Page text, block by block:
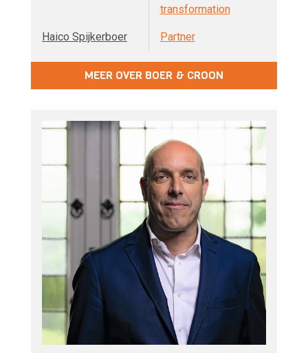
transformation
Haico Spijkerboer Partner
MEER OVER BOER & CROON